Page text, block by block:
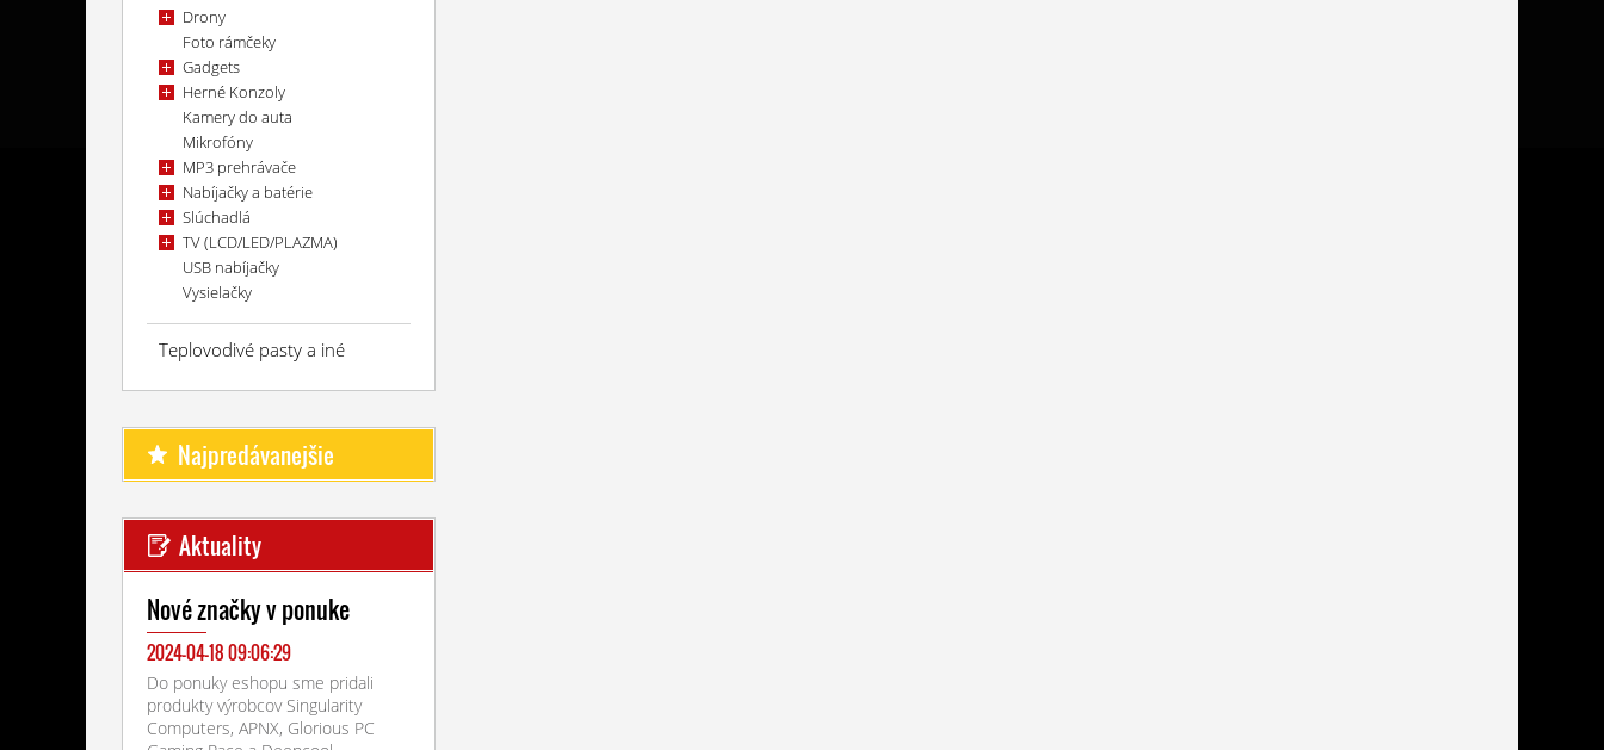
Drony
Foto rámčeky
Gadgets
Herné Konzoly
Kamery do auta
Mikrofóny
MP3 prehrávače
Nabíjačky a batérie
Slúchadlá
TV (LCD/LED/PLAZMA)
USB nabíjačky
Vysielačky
Teplovodivé pasty a iné
Najpredávanejšie
Aktuality
Nové značky v ponuke
2024-04-18 09:06:29
Do ponuky eshopu sme pridali
produkty výrobcov Singularity
Computers, APNX, Glorious PC